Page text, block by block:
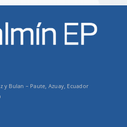
y Bulan – Paute, Azuay, Ecuador